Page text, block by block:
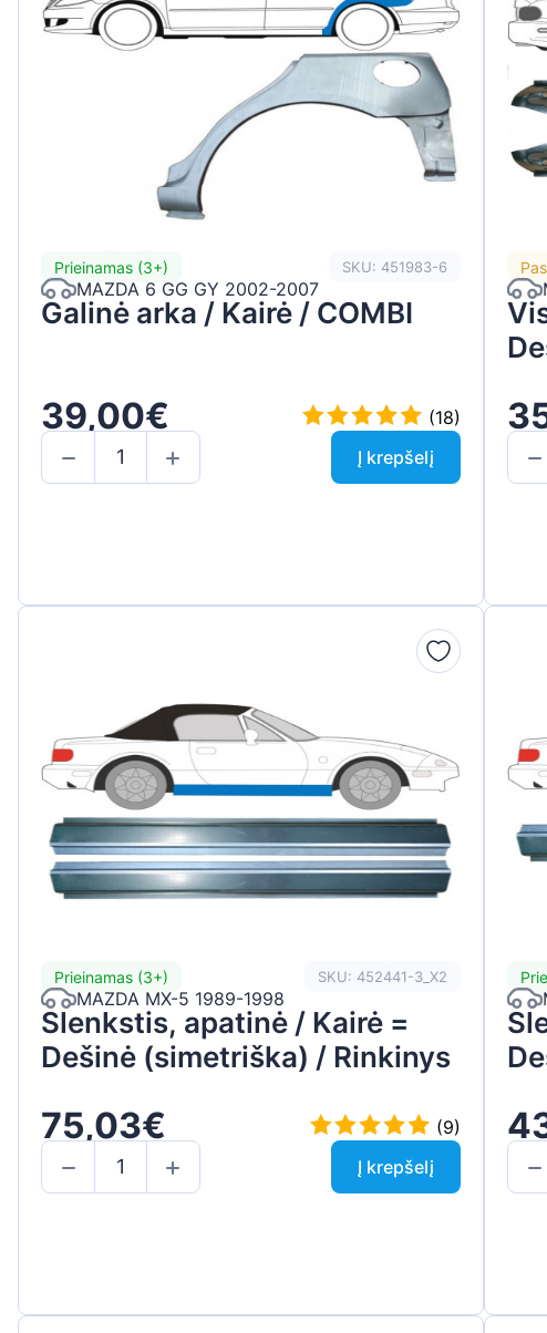
Peugeot
Renault
Seat
Skoda
Prieinamas (3+) SKU: 451983-6
MAZDA 6 GG GY 2002-2007
Galinė arka / Kairė / COMBI
39,00€
(18)
Į krepšelį
Prieinamas (3+) SKU: 452441-3_X2
MAZDA MX-5 1989-1998
Slenkstis, apatinė / Kairė =
Dešinė (simetriška) / Rinkinys
75,03€
(9)
Į krepšelį